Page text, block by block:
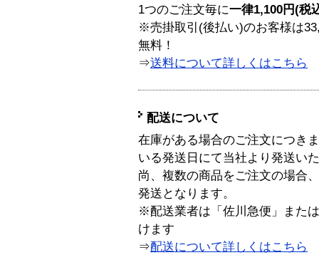
1つのご注文毎に一律1,100円(税
※売掛取引(後払い)のお客様は
無料！
⇒送料について詳しくはこちら
配送について
在庫がある場合のご注文につき
いる発送日にて当社より発送い
尚、複数の商品をご注文の場合
発送となります。
※配送業者は「佐川急便」また
けます
⇒配送について詳しくはこちら